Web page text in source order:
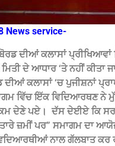
News service-
ਦੀਆਂ ਕਲਾਸਾਂ
ਦੇ ਆਧਾਰ ‘ਤੇ ਨਹੀਂ ਕੀਤਾ
ਕਲਾਸਾਂ ‘ਚ ਪੁਜੀਸ਼ਨਾਂ
ਵਿੱਚ ਇੱਕ ਵਿਦਿਆਰਥਣ ਨੇ
ਦੇਣੇ ਪਏ। ‌ ਦੱਸ ਦੇਈਏ ਕਿ
ਜ਼ਮੀਂ ਪਰ” ਸਮਾਗਮ ਦਾ
ਨਾਲ ਗੱਲਬਾਤ